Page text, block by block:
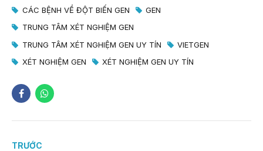
CÁC BỆNH VỀ ĐỘT BIẾN GEN
GEN
TRUNG TÂM XÉT NGHIỆM GEN
TRUNG TÂM XÉT NGHIỆM GEN UY TÍN
VIETGEN
XÉT NGHIỆM GEN
XÉT NGHIỆM GEN UY TÍN
TRƯỚC